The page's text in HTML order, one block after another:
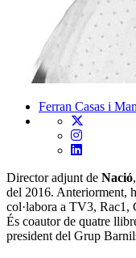
Ferran Casas i
Director adjunt de Nació
del 2016. Anteriorment,
col·labora a TV3, Rac1,
És coautor de quatre
president del Grup